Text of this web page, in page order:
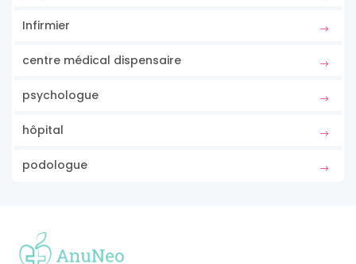
Infirmier
centre médical dispensaire
psychologue
hôpital
podologue